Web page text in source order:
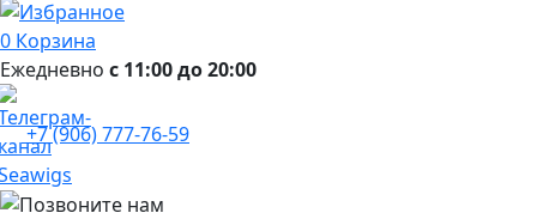
0 Корзина
Ежедневно с 11:00 до 20:00
+7 (906) 777-76-59